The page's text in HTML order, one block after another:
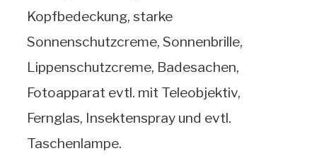
Kopfbedeckung, starke
Sonnenschutzcreme, Sonnenbrille,
Lippenschutzcreme, Badesachen,
Fotoapparat evtl. mit Teleobjektiv,
Fernglas, Insektenspray und evtl.
Taschenlampe.